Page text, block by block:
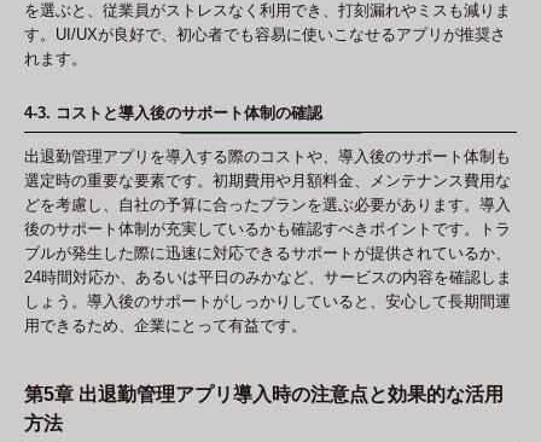
を選ぶと、従業員がストレスなく利用でき、打刻漏れやミスも減りま
す。UI/UXが良好で、初心者でも容易に使いこなせるアプリが推奨さ
れます。
4-3. コストと導入後のサポート体制の確認
出退勤管理アプリを導入する際のコストや、導入後のサポート体制も
選定時の重要な要素です。初期費用や月額料金、メンテナンス費用な
どを考慮し、自社の予算に合ったプランを選ぶ必要があります。導入
後のサポート体制が充実しているかも確認すべきポイントです。トラ
ブルが発生した際に迅速に対応できるサポートが提供されているか、
24時間対応か、あるいは平日のみかなど、サービスの内容を確認しま
しょう。導入後のサポートがしっかりしていると、安心して長期間運
用できるため、企業にとって有益です。
第5章 出退勤管理アプリ導入時の注意点と効果的な活用
方法